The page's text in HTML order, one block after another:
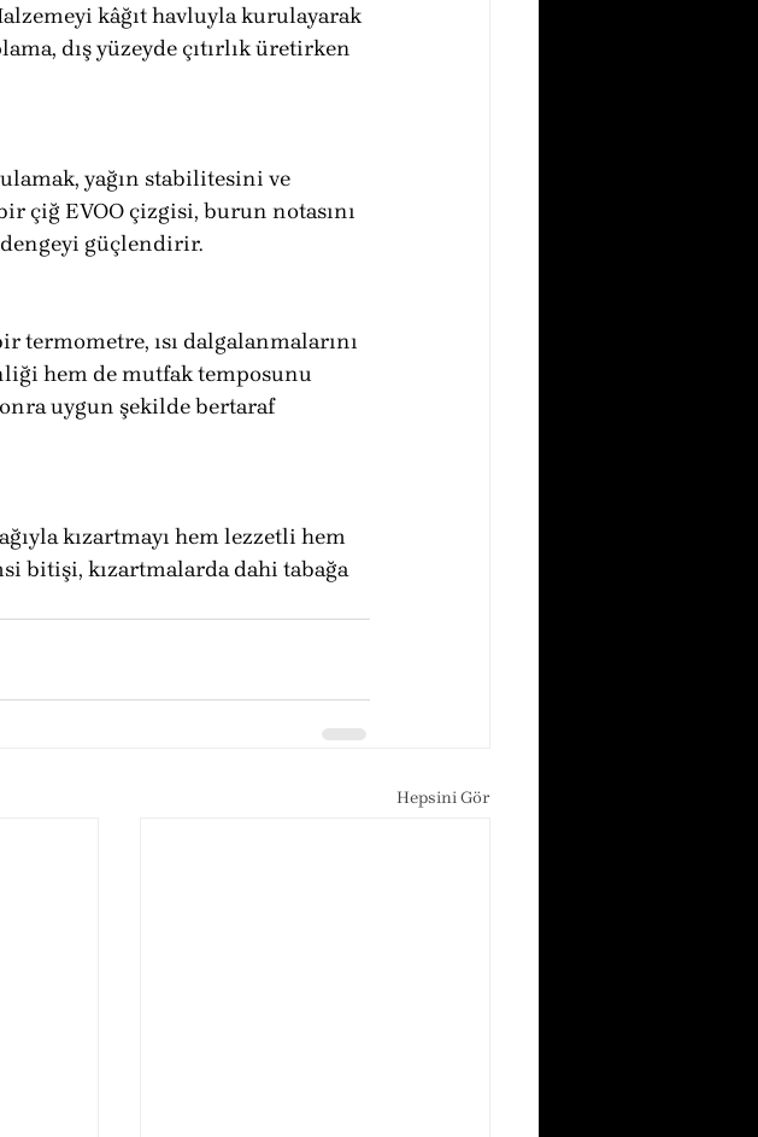
kâğıt havluyla kurulayarak
dış yüzeyde çıtırlık üretirken
yağın stabilitesini ve
çiğ EVOO çizgisi, burun notasını
dengeyi güçlendirir.
termometre, ısı dalgalanmalarını
hem de mutfak temposunu
uygun şekilde bertaraf
kızartmayı hem lezzetli hem
bitişi, kızartmalarda dahi tabağa
Hepsini Gör